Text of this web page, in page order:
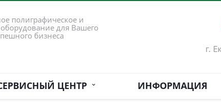
полиграфическое и
для Вашего
бизнеса
г.
ЦЕНТР ИНФОРМАЦИЯ